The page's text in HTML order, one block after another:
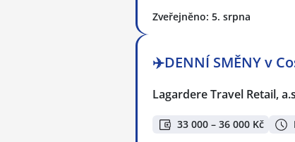
Zveřejněno: 5. srpna
✈️DENNÍ SMĚNY v
Lagardere Travel Retail,
33 000 – 36 000 Kč